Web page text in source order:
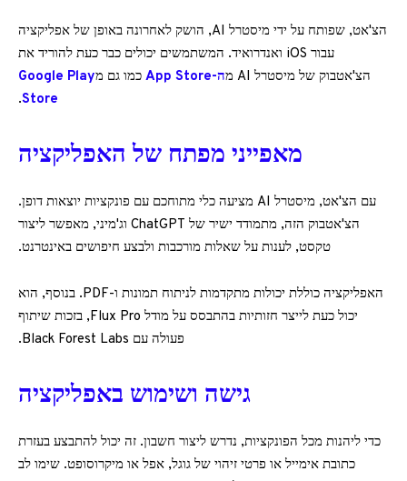
הצ'אט, שפותח על ידי מיסטרל AI, הושק לאחרונה באופן של אפליקציה
עבור iOS ואנדרואיד. המשתמשים יכולים כבר כעת להוריד את
הצ'אטבוק של מיסטרל AI מ
ה-App Store כמו גם מGoogle Play
Store
.
מאפייני מפתח של האפליקציה
עם הצ'אט, מיסטרל AI מציעה כלי מתוחכם עם פונקציות יוצאות דופן.
הצ'אטבוק הזה, מתמודד ישיר של ChatGPT וג'מיני, מאפשר ליצור
טקסט, לענות על שאלות מורכבות ולבצע חיפושים באינטרנט.
האפליקציה כוללת יכולות מתקדמות לניתוח תמונות ו-PDF. בנוסף, הוא
יכול כעת לייצר חזותיות בהתבסס על מודל Flux Pro, בזכות שיתוף
פעולה עם Black Forest Labs.
גישה ושימוש באפליקציה
כדי ליהנות מכל הפונקציות, נדרש ליצור חשבון. זה יכול להתבצע בעזרת
כתובת אימייל או פרטי זיהוי של גוגל, אפל או מיקרוסופט. שימו לב